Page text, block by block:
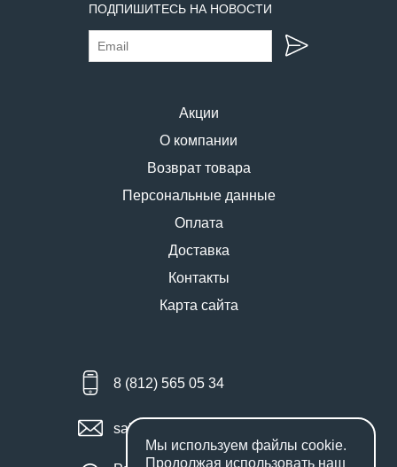
ПОДПИШИТЕСЬ НА НОВОСТИ
Акции
О компании
Возврат товара
Персональные данные
Оплата
Доставка
Контакты
Карта сайта
8 (812) 565 05 34
sales@miniworks.ru
Мы используем файлы cookie.
Продолжая использовать наш